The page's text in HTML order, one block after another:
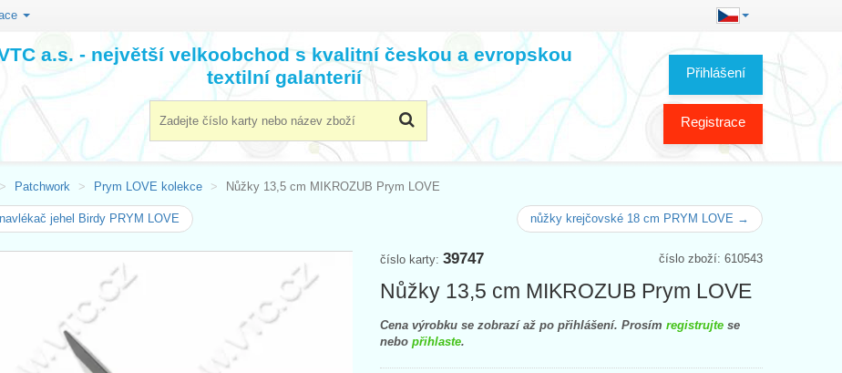
Přihlášení
Registrace
a.s. - největší velkoobchod s kvalitní českou a evropskou
textilní galanterií
Patchwork Prym LOVE kolekce Nůžky 13,5 cm MIKROZUB Prym LOVE
jehel Birdy PRYM LOVE nůžky krejčovské 18 cm PRYM LOVE →
číslo zboží: 610543
číslo karty: 39747
Nůžky 13,5 cm MIKROZUB Prym LOVE
Cena výrobku se zobrazí až po přihlášení. Prosím registrujte se
nebo přihlaste.